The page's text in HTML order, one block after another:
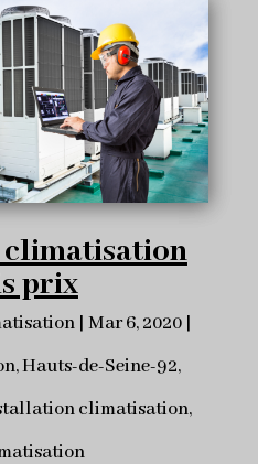
prix
|Mar 6, 2020
,Hauts-de-Seine-92,
climatisation,